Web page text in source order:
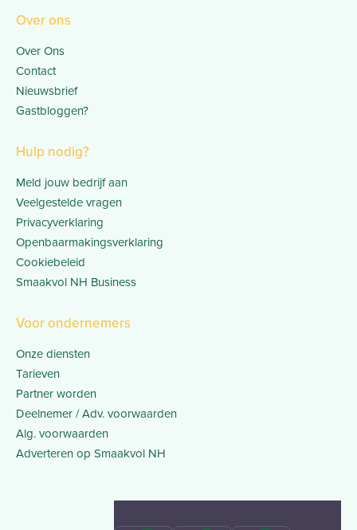
Over ons
Over Ons
Contact
Nieuwsbrief
Gastbloggen?
Hulp nodig?
Meld jouw bedrijf aan
Veelgestelde vragen
Privacyverklaring
Openbaarmakingsverklaring
Cookiebeleid
Smaakvol NH Business
Voor ondernemers
Onze diensten
Tarieven
Partner worden
Deelnemer / Adv. voorwaarden
Alg. voorwaarden
Adverteren op Smaakvol NH